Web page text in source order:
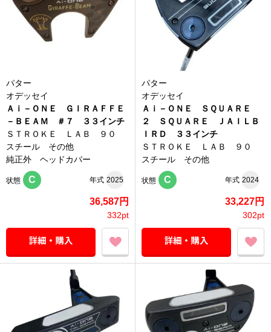
パター
オデッセイ
Ａｉ－ＯＮＥ ＧＩＲＡＦＦＥ
－ＢＥＡＭ ＃７ ３３インチ
ＳＴＲＯＫＥ ＬＡＢ ９０
スチール その他
純正外 ヘッドカバー
状態 C 年式 2025
36,587円
332pt
パター
オデッセイ
Ａｉ－ＯＮＥ ＳＱＵＡＲＥ
２ ＳＱＵＡＲＥ ＪＡＩＬＢ
ＩＲＤ ３３インチ
ＳＴＲＯＫＥ ＬＡＢ ９０
スチール その他
状態 C 年式 2024
33,227円
302pt